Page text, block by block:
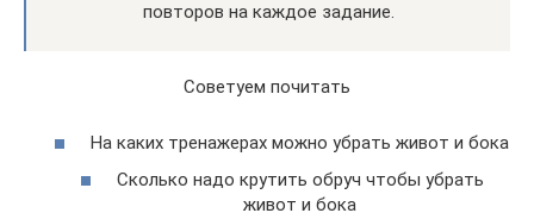
повторов на каждое задание.
Советуем почитать
На каких тренажерах можно убрать живот и бока
Сколько надо крутить обруч чтобы убрать
живот и бока